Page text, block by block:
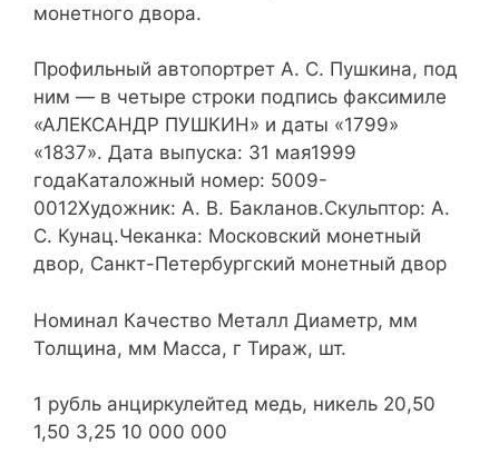
монетного двора.
Профильный автопортрет А. С. Пушкина, под
ним — в четыре строки подпись факсимиле
«АЛЕКСАНДР ПУШКИН» и даты «1799»
«1837». Дата выпуска: 31 мая1999
годаКаталожный номер: 5009-
0012Художник: А. В. Бакланов.Скульптор: А.
С. Кунац.Чеканка: Московский монетный
двор, Санкт-Петербургский монетный двор
Номинал Качество Металл Диаметр, мм
Толщина, мм Масса, г Тираж, шт.
1 рубль анциркулейтед медь, никель 20,50
1,50 3,25 10 000 000